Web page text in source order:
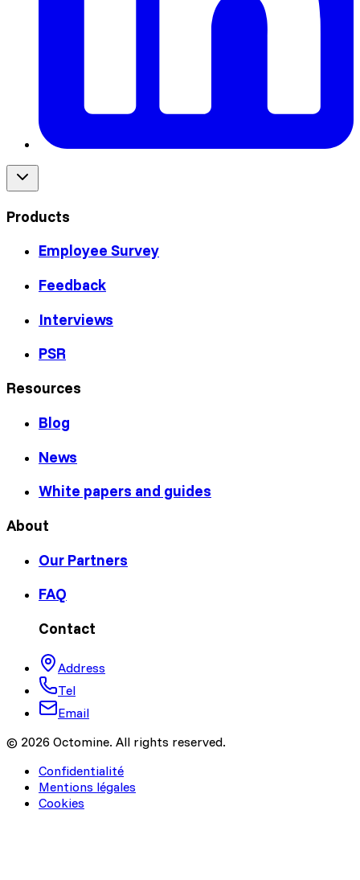
Products
Employee Survey
Feedback
Interviews
PSR
Resources
Blog
News
White papers and guides
About
Our Partners
FAQ
Contact
Address
Tel
Email
© 2026 Octomine. All rights reserved.
Confidentialité
Mentions légales
Cookies